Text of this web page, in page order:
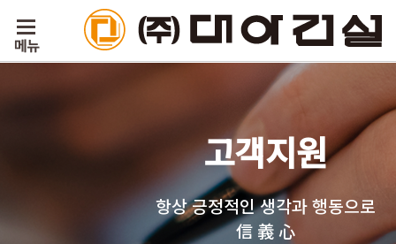
고객지원
항상 긍정적인 생각과 행동으로
信 義 心